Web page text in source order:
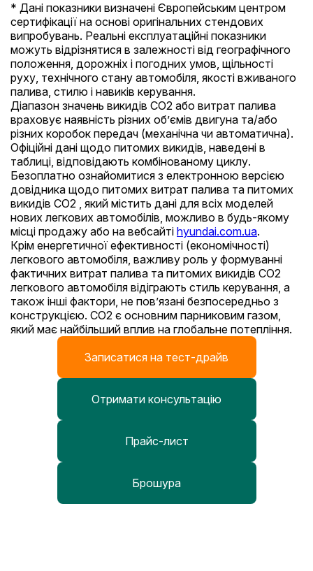
* Дані показники визначені Європейським центром
сертифікації на основі оригінальних стендових
випробувань. Реальні експлуатаційні показники
можуть відрізнятися в залежності від географічного
положення, дорожніх і погодних умов, щільності
руху, технічного стану автомобіля, якості вживаного
палива, стилю і навиків керування.
Діапазон значень викидів СО2 або витрат палива
враховує наявність різних об’ємів двигуна та/або
різних коробок передач (механічна чи автоматична).
Офіційні дані щодо питомих викидів, наведені в
таблиці, відповідають комбінованому циклу.
Безоплатно ознайомитися з електронною версією
довідника щодо питомих витрат палива та питомих
викидів CO2 , який містить дані для всіх моделей
нових легкових автомобілів, можливо в будь-якому
місці продажу або на вебсайті hyundai.com.ua.
Крім енергетичної ефективності (економічності)
легкового автомобіля, важливу роль у формуванні
фактичних витрат палива та питомих викидів CO2
легкового автомобіля відіграють стиль керування, а
також інші фактори, не пов’язані безпосередньо з
конструкцією. CO2 є основним парниковим газом,
який має найбільший вплив на глобальне потепління.
Записатися на тест-драйв
Отримати консультацію
Прайс-лист
Брошура